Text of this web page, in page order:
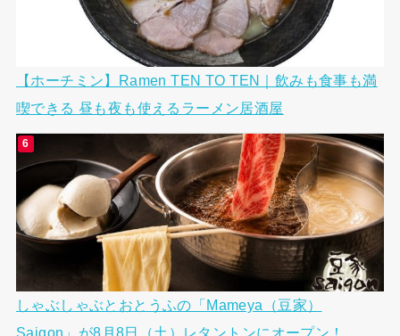
【ホーチミン】Ramen TEN TO TEN｜飲みも食事も満
喫できる 昼も夜も使えるラーメン居酒屋
しゃぶしゃぶとおとうふの「Mameya（豆家）
Saigon」が8月8日（土）レタントンにオープン！